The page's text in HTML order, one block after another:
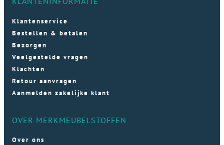
Klantenservice
Bestellen & betalen
Bezorgen
Veelgestelde vragen
Klachten
Retour aanvragen
Aanmelden zakelijke klant
OVER MERKMEUBELSTOFFEN
Over ons